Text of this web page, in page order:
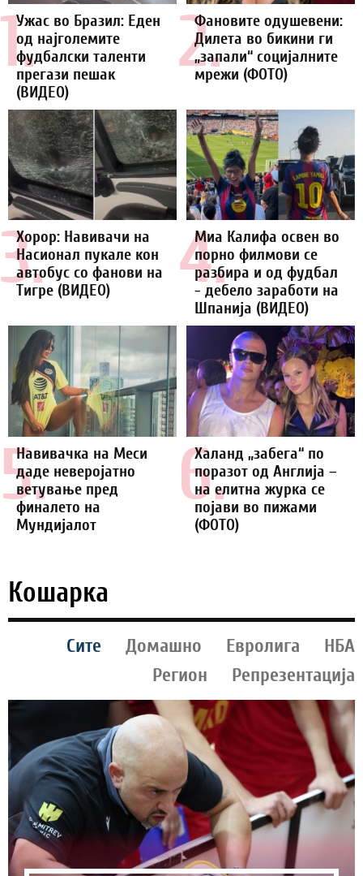
1.
Ужас во Бразил: Еден
од најголемите
фудбалски таленти
прегази пешак
(ВИДЕО)
2.
Фановите одушевени:
Дилета во бикини ги
„запали“ социјалните
мрежи (ФОТО)
3.
Хорор: Навивачи на
Насионал пукале кон
автобус со фанови на
Тигре (ВИДЕО)
4.
Миа Калифа освен во
порно филмови се
разбира и од фудбал
- дебело заработи на
Шпанија (ВИДЕО)
5.
Навивачка на Меси
даде неверојатно
ветување пред
финалето на
Мундијалот
6.
Халанд „забега“ по
поразот од Англија –
на елитна журка се
појави во пижами
(ФОТО)
Кошарка
Сите Домашно Евролига
НБА
Регион
Репрезентација